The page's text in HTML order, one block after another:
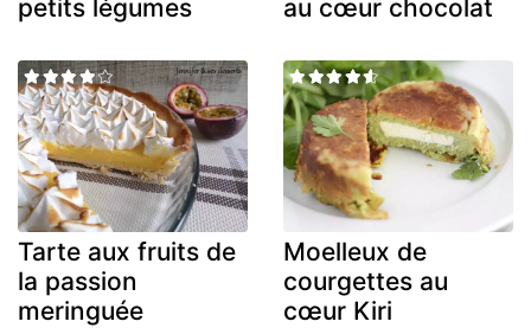
petits légumes
au cœur chocolat
Tarte aux fruits de
la passion
meringuée
Moelleux de
courgettes au
cœur Kiri